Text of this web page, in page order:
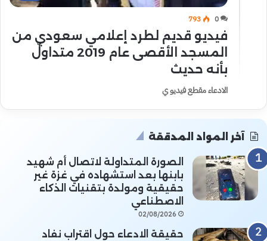
0
793
فيديو قديم لطرد إعلامي سعودي من
المسجد الأقصى عام 2019 متداولٌ
بأنه حديث
الادعاء مقطع فيديو ي
آخر المواد المدققة
الصورة المتداولة لاتصال أم شهيد
بابنها بعد استشهاده في غزة غير
حقيقية ومولدة بتقنيات الذكاء
الاصطناعي
02/08/2026
حقيقة الادعاء حول اقتراب نفاد